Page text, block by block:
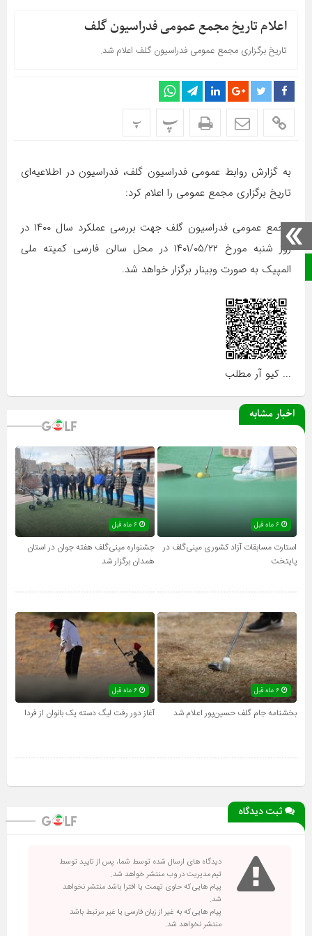
صفحه نخست
اعلام تاریخ مجمع عمومی فدراسیون گلف
تاریخ برگزاری مجمع عمومی فدراسیون گلف اعلام شد.
پ پ
به گزارش روابط عمومی فدراسیون گلف، فدراسیون در اطلاعیه‌ای
تاریخ برگزاری مجمع عمومی را اعلام کرد:
مجمع عمومی فدراسیون گلف جهت بررسی عملکرد سال ۱۴۰۰ در
روز شنبه مورخ ۱۴۰۱/۰۵/۲۲ در محل سالن فارسی کمیته ملی
المپیک به صورت وبینار برگزار خواهد شد.
... کیو آر مطلب
اخبار مشابه
۶ ماه قبل
استارت مسابقات آزاد کشوری مینی‌گلف در
پایتخت
جشنواره مینی‌گلف هفته جوان در استان
همدان برگزار شد
۶ ماه قبل
بخشنامه جام گلف حسین‌پور اعلام شد آغاز دور رفت لیگ دسته یک بانوان از فردا
ثبت دیدگاه
دیدگاه های ارسال شده توسط شما، پس از تایید توسط
تیم مدیریت در وب منتشر خواهد شد.
پیام هایی که حاوی تهمت یا افترا باشد منتشر نخواهد
شد.
پیام هایی که به غیر از زبان فارسی یا غیر مرتبط باشد
منتشر نخواهد شد.